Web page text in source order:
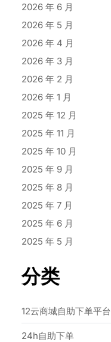
2026 年 6 月
2026 年 5 月
2026 年 4 月
2026 年 3 月
2026 年 2 月
2026 年 1 月
2025 年 12 月
2025 年 11 月
2025 年 10 月
2025 年 9 月
2025 年 8 月
2025 年 7 月
2025 年 6 月
2025 年 5 月
分类
12云商城自助下单平台
24h自助下单